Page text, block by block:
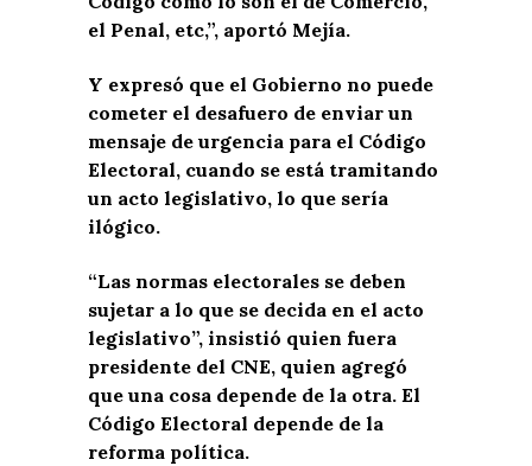
el Penal, etc,”, aportó Mejía.
Y expresó que el Gobierno no puede
cometer el desafuero de enviar un
mensaje de urgencia para el Código
Electoral, cuando se está tramitando
un acto legislativo, lo que sería
ilógico.
“Las normas electorales se deben
sujetar a lo que se decida en el acto
legislativo”, insistió quien fuera
presidente del CNE, quien agregó
que una cosa depende de la otra. El
Código Electoral depende de la
reforma política.